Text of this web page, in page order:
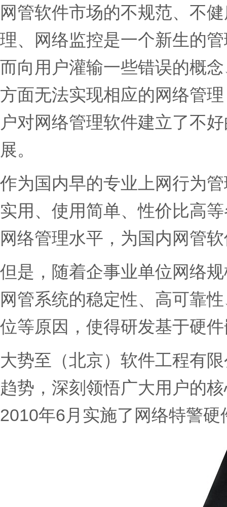
网管软件市场的不规范、不
理、网络监控是一个新生的
而向用户灌输一些错误的概
方面无法实现相应的网络管
户对网络管理软件建立了不
展。
作为国内早的专业上网行为
实用、使用简单、性价比高
网络管理水平，为国内网管
但是，随着企事业单位网络
网管系统的稳定性、高可靠
位等原因，使得研发基于硬
大势至（北京）软件工程有
趋势，深刻领悟广大用户的
2010年6月实施了网络特警